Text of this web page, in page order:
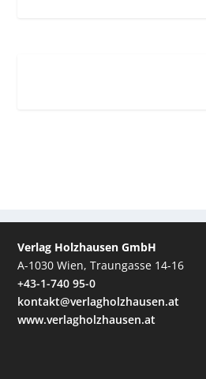
Verlag Holzhausen GmbH
A-1030 Wien, Traungasse 14-16
+43-1-740 95-0
kontakt@verlagholzhausen.at
www.verlagholzhausen.at